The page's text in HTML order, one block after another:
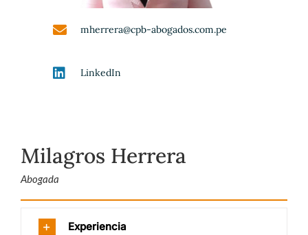
mherrera@cpb-abogados.com.pe
LinkedIn
Milagros Herrera
Abogada
Experiencia